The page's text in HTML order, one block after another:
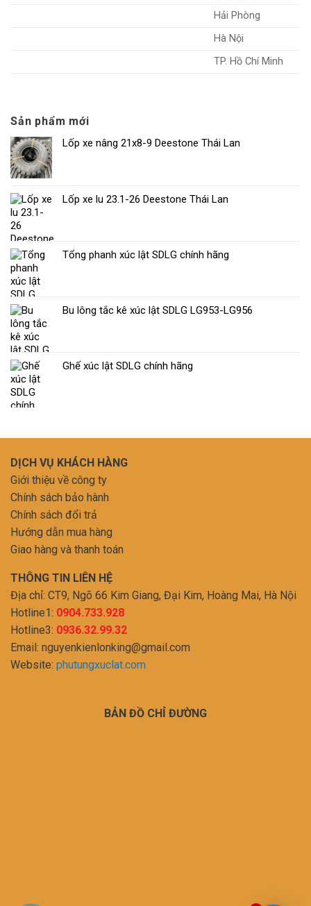
Hải Phòng
Hà Nội
TP. Hồ Chí Minh
Sản phẩm mới
Lốp xe nâng 21x8-9 Deestone Thái Lan
Lốp xe lu 23.1-26 Deestone Thái Lan
Tổng phanh xúc lật SDLG chính hãng
Bu lông tắc kê xúc lật SDLG LG953-LG956
Ghế xúc lật SDLG chính hãng
DỊCH VỤ KHÁCH HÀNG
Giới thiệu về công ty
Chính sách bảo hành
Chính sách đổi trả
Hướng dẫn mua hàng
Giao hàng và thanh toán
THÔNG TIN LIÊN HỆ
Địa chỉ: CT9, Ngõ 66 Kim Giang, Đại Kim, Hoàng Mai, Hà Nội
Hotline1: 0904.733.928
Hotline3: 0936.32.99.32
Email: nguyenkienlonking@gmail.com
Website: phutungxuclat.com
BẢN ĐỒ CHỈ ĐƯỜNG